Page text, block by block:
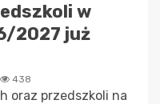
w
2027 już
438
oraz przedszkoli na